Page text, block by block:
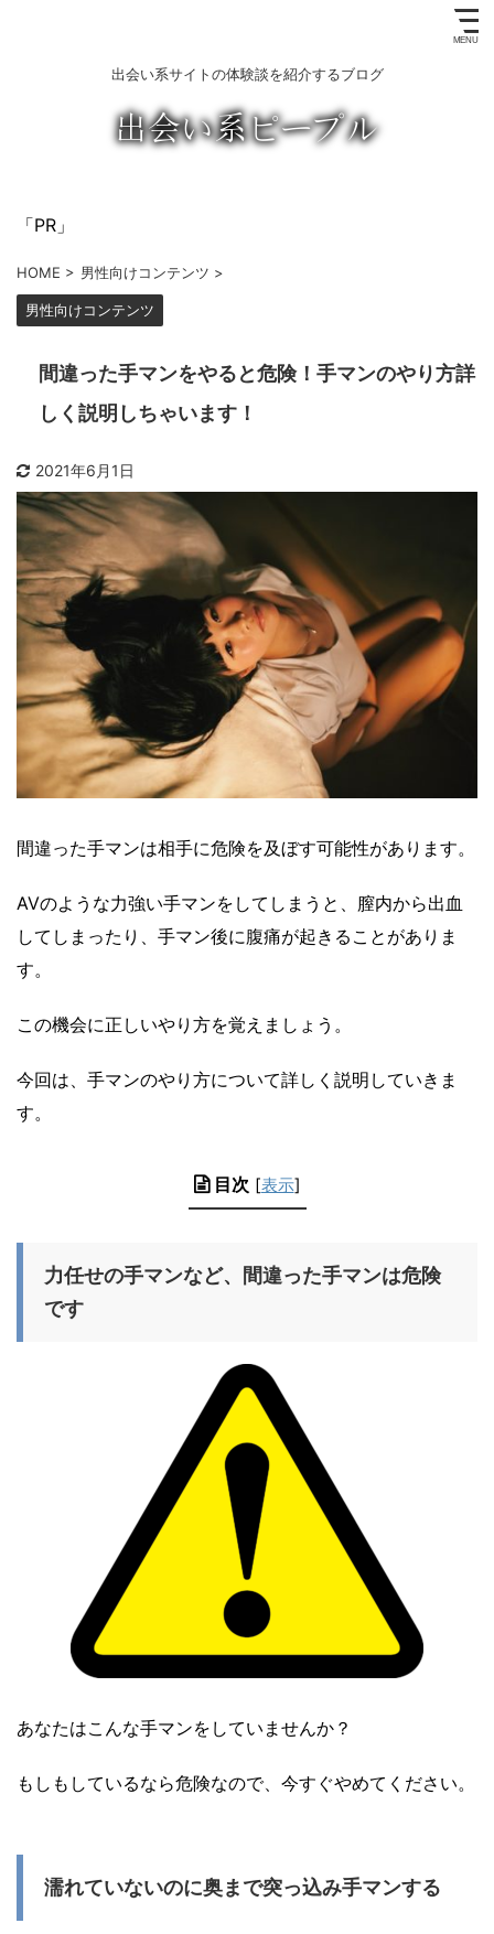
出会い系サイトの体験談を紹介するブログ
「PR」
HOME > 男性向けコンテンツ >
男性向けコンテンツ
間違った手マンをやると危険！手マンのやり方詳
しく説明しちゃいます！
2021年6月1日
間違った手マンは相手に危険を及ぼす可能性があります。
AVのような力強い手マンをしてしまうと、膣内から出血
してしまったり、手マン後に腹痛が起きることがありま
す。
この機会に正しいやり方を覚えましょう。
今回は、手マンのやり方について詳しく説明していきま
す。
目次 [表示]
力任せの手マンなど、間違った手マンは危険
です
あなたはこんな手マンをしていませんか？
もしもしているなら危険なので、今すぐやめてください。
濡れていないのに奥まで突っ込み手マンする